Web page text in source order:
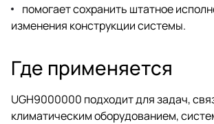
помогает сохранить штатное
изменения конструкции системы.
Где применяется
UGH9000000 подходит для задач,
климатическим оборудованием,